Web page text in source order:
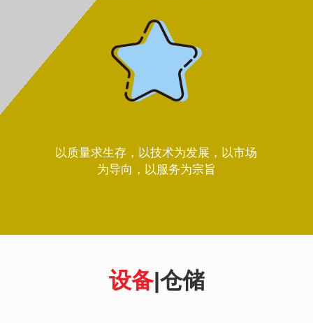
以质量求生存，以技术为发展，以市场
为导向，以服务为宗旨
设备|仓储